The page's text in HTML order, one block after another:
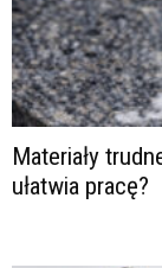
Materiały
ułatwia pracę?